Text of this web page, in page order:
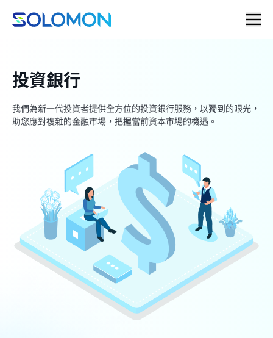
投資銀行
我們為新一代投資者提供全方位的投資銀行服務，以獨到的眼光，
助您應對複雜的金融市場，把握當前資本市場的機遇。